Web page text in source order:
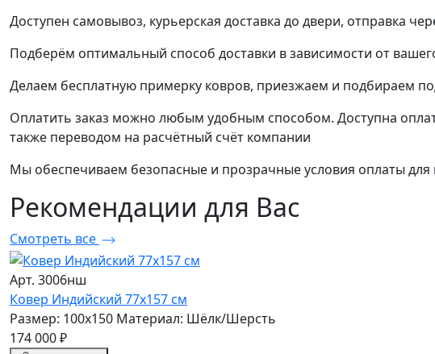
Доступен самовывоз, курьерская доставка до двери, отправка
Подберём оптимальный способ доставки в зависимости от
Делаем бесплатную примерку ковров, приезжаем и подбираем
Оплатить заказ можно любым удобным способом. Доступна
также переводом на расчётный счёт компании
Мы обеспечиваем безопасные и прозрачные условия оплаты для
Рекомендации для Вас
Смотреть все
Арт. 3006нш
Ковер Индийский 77x157 см
Размер: 100x150 Материал: Шёлк/Шерсть
174 000 ₽